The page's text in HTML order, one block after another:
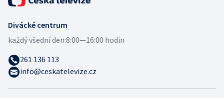
Divácké centrum
každý všední den:8:00—16:00 hodin
261 136 113
info@ceskatelevize.cz